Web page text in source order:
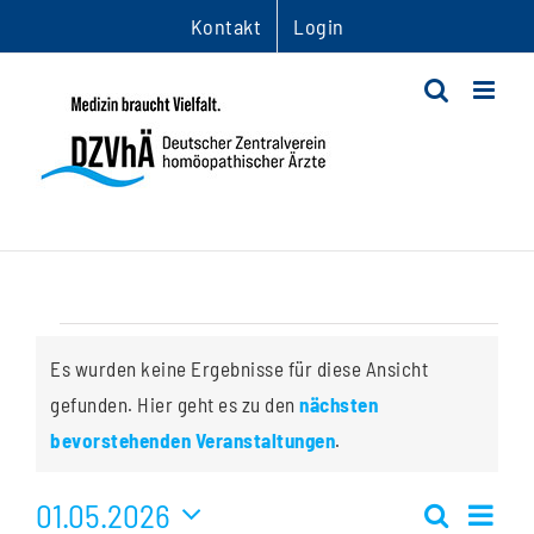
Inhalt
Kontakt Login
Veranstaltungen
Hinweis
Es wurden keine Ergebnisse für diese Ansicht
gefunden. Hier geht es zu den nächsten
bevorstehenden Veranstaltungen.
SucheMonat
01.05.2026